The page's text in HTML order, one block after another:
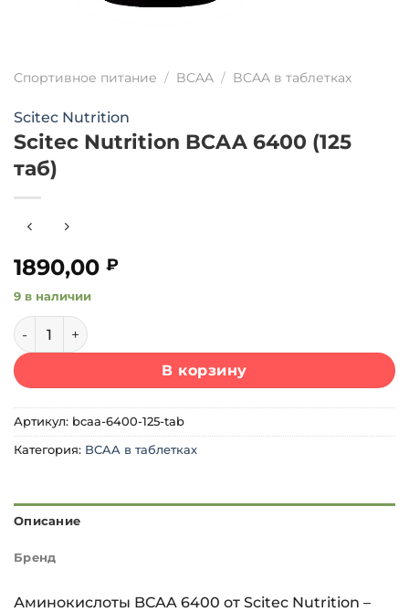
Спортивное питание / BCAA / BCAA в таблетках
Scitec Nutrition
Scitec Nutrition BCAA 6400 (125
таб)
1890,00 ₽
9 в наличии
Количество товара Scitec Nutrition BCAA 6400 (125 таб)
В корзину
Артикул: bcaa-6400-125-tab
Категория: BCAA в таблетках
Описание
Бренд
Аминокислоты BCAA 6400 от Scitec Nutrition –